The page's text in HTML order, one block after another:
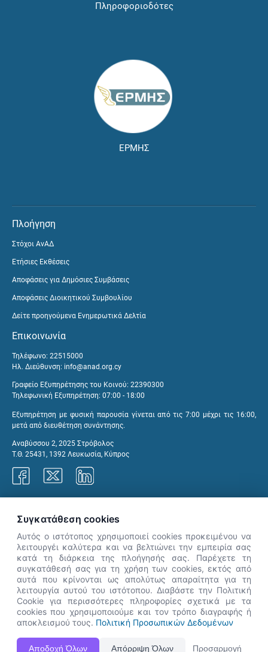
Πληροφοριοδότες
ΕΡΜΗΣ
Πλοήγηση
Στόχοι ΑνΑΔ
Ετήσιες Εκθέσεις
Αποφάσεις για Δημόσιες Συμβάσεις
Αποφάσεις Διοικητικού Συμβουλίου
Δείτε προηγούμενα Ενημερωτικά Δελτία
Επικοινωνία
Τηλέφωνο: 22515000
Ηλ. Διεύθυνση: info@anad.org.cy
Γραφείο Εξυπηρέτησης του Κοινού: 22390300
Τηλεφωνική Εξυπηρέτηση: 07:00 - 18:00
Εξυπηρέτηση με φυσική παρουσία γίνεται από τις 7:00 μέχρι τις 16:00,
μετά από διευθέτηση συνάντησης.
Αναβύσσου 2, 2025 Στρόβολος
Τ.Θ. 25431, 1392 Λευκωσία, Κύπρος
Η Ιστοσελίδα ΑνΑΔ είναι πλήρως συμβατή με τις νεότερες εκδόσεις, Google Chrome, Mozilla Firefox,
Apple Safari καθώς και Internet Explorer.
👋 Καλώς ήρθες! Είμαι η Νόησις.
Πες μου πώς μπορώ να σε βοηθήσω
σήμερα.
Συγκατάθεση cookies
Αυτός ο ιστότοπος χρησιμοποιεί cookies προκειμένου να
λειτουργέι καλύτερα και να βελτιώνει την εμπειρία σας
κατά τη διάρκεια της πλοήγησής σας. Παρέχετε τη
συγκατάθεσή σας για τη χρήση των cookies, εκτός από
αυτά που κρίνονται ως απολύτως απαραίτητα για τη
λειτουργία αυτού του ιστότοπου. Διαβάστε την Πολιτική
Cookie για περισσότερες πληροφορίες σχετικά με τα
cookies που χρησιμοποιούμε και τον τρόπο διαγραφής ή
αποκλεισμού τους. Πολιτική Προσωπικών Δεδομένων
Αποδοχή Όλων Απόρριψη Όλων Προσαρμογή